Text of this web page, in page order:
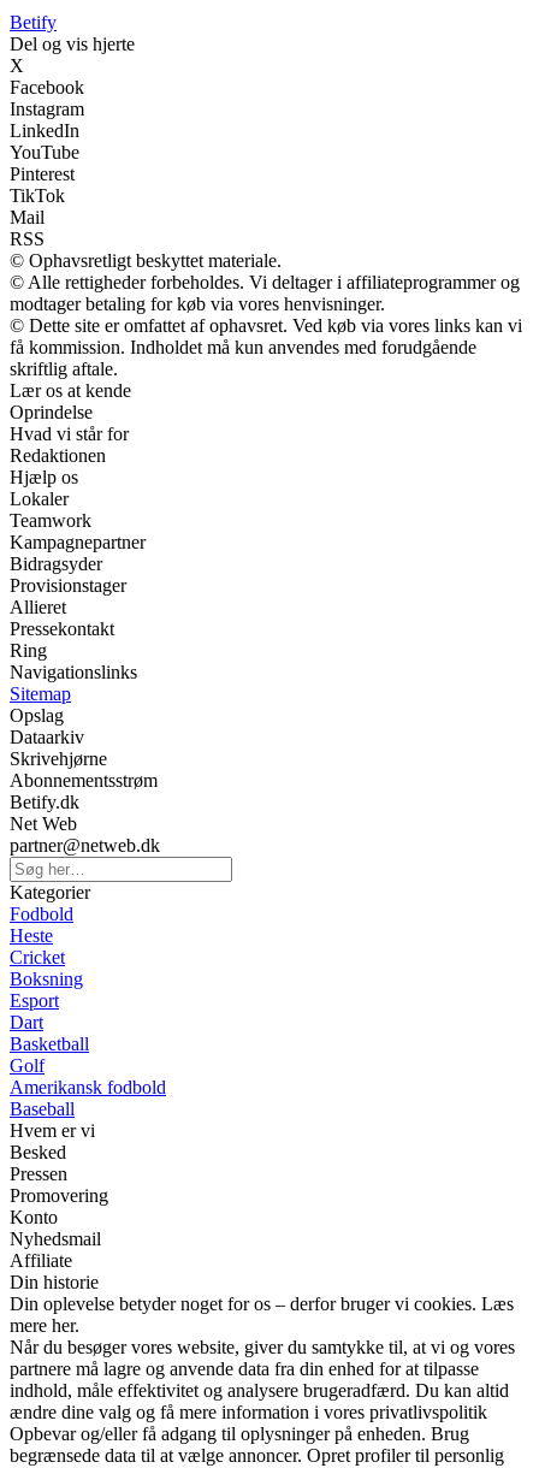
Betify
Del og vis hjerte
X
Facebook
Instagram
LinkedIn
YouTube
Pinterest
TikTok
Mail
RSS
© Ophavsretligt beskyttet materiale.
© Alle rettigheder forbeholdes. Vi deltager i affiliateprogrammer og
modtager betaling for køb via vores henvisninger.
© Dette site er omfattet af ophavsret. Ved køb via vores links kan vi
få kommission. Indholdet må kun anvendes med forudgående
skriftlig aftale.
Lær os at kende
Oprindelse
Hvad vi står for
Redaktionen
Hjælp os
Lokaler
Teamwork
Kampagnepartner
Bidragsyder
Provisionstager
Allieret
Pressekontakt
Ring
Navigationslinks
Sitemap
Opslag
Dataarkiv
Skrivehjørne
Abonnementsstrøm
Betify.dk
Net Web
partner@netweb.dk
Kategorier
Fodbold
Heste
Cricket
Boksning
Esport
Dart
Basketball
Golf
Amerikansk fodbold
Baseball
Hvem er vi
Besked
Pressen
Promovering
Konto
Nyhedsmail
Affiliate
Din historie
Din oplevelse betyder noget for os – derfor bruger vi cookies. Læs
mere her.
Når du besøger vores website, giver du samtykke til, at vi og vores
partnere må lagre og anvende data fra din enhed for at tilpasse
indhold, måle effektivitet og analysere brugeradfærd. Du kan altid
ændre dine valg og få mere information i vores privatlivspolitik
Opbevar og/eller få adgang til oplysninger på enheden. Brug
begrænsede data til at vælge annoncer. Opret profiler til personlig